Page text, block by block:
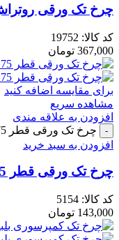
چرخ تک ورقی روتراش قطر 90
کد کالا: 19752
367,000 تومان
برای مقایسه اضافه کنید
مشاهده سریع
افزودن به علاقه مندی
چرخ تک ورقی قطر 75 میلی متر عدد
افزودن به سبد خرید
چرخ تک ورقی قطر 75 میلی متر
کد کالا: 5154
143,000 تومان